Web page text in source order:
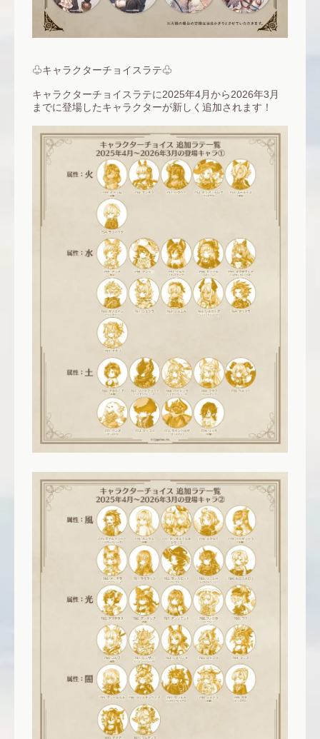
♧キャラクターチョイスラテ♧
キャラクターチョイスラテに2025年4月から2026年3月
までに登場したキャラクターが新しく追加されます！